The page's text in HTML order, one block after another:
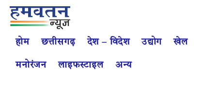
होम छत्तीसगढ़ देश – विदेश उद्योग खेल
मनोरंजन लाइफस्टाइल अन्य